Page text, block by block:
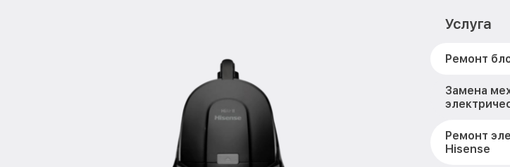
Услуга
Ремонт
Замена
Ремонт
Hisense